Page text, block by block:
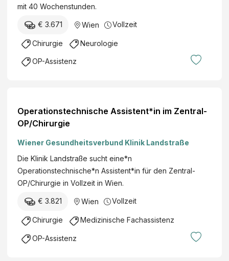
mit 40 Wochenstunden.
€ 3.671 Wien Vollzeit
Chirurgie Neurologie
OP-Assistenz
Operationstechnische Assistent*in im Zentral-
OP/Chirurgie
Wiener Gesundheitsverbund Klinik Landstraße
Die Klinik Landstraße sucht eine*n
Operationstechnische*n Assistent*in für den Zentral-
OP/Chirurgie in Vollzeit in Wien.
€ 3.821 Wien Vollzeit
Chirurgie Medizinische Fachassistenz
OP-Assistenz